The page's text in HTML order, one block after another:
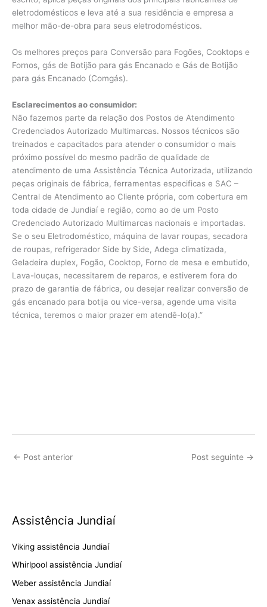
eletrodomésticos e leva até a sua residência e empresa a
melhor mão-de-obra para seus eletrodomésticos.
Os melhores preços para Conversão para Fogões, Cooktops e
Fornos, gás de Botijão para gás Encanado e Gás de Botijão
para gás Encanado (Comgás).
Esclarecimentos ao consumidor:
Não fazemos parte da relação dos Postos de Atendimento
Credenciados Autorizado Multimarcas. Nossos técnicos são
treinados e capacitados para atender o consumidor o mais
próximo possível do mesmo padrão de qualidade de
atendimento de uma Assistência Técnica Autorizada, utilizando
peças originais de fábrica, ferramentas especificas e SAC –
Central de Atendimento ao Cliente própria, com cobertura em
toda cidade de Jundiaí e região, como ao de um Posto
Credenciado Autorizado Multimarcas nacionais e importadas.
Se o seu Eletrodoméstico, máquina de lavar roupas, secadora
de roupas, refrigerador Side by Side, Adega climatizada,
Geladeira duplex, Fogão, Cooktop, Forno de mesa e embutido,
Lava-louças, necessitarem de reparos, e estiverem fora do
prazo de garantia de fábrica, ou desejar realizar conversão de
gás encanado para botija ou vice-versa, agende uma visita
técnica, teremos o maior prazer em atendê-lo(a).”
← Post anterior Post seguinte →
Assistência Jundiaí
Viking assistência Jundiaí
Whirlpool assistência Jundiaí
Weber assistência Jundiaí
Venax assistência Jundiaí